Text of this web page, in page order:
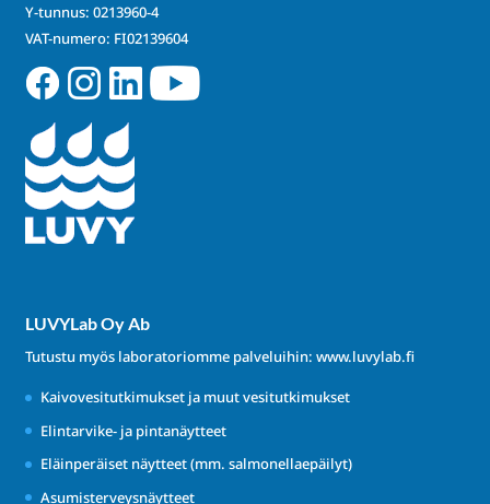
Y-tunnus: 0213960-4
VAT-numero: FI02139604
LUVYLab Oy Ab
Tutustu myös laboratoriomme palveluihin: www.luvylab.fi
Kaivovesitutkimukset ja muut vesitutkimukset
Elintarvike- ja pintanäytteet
Eläinperäiset näytteet (mm. salmonellaepäilyt)
Asumisterveysnäytteet